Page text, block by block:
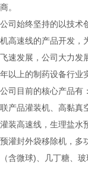
商。
公司始终坚持的以技术
机高速线的产品开发，
飞速发展，公司大力发
年以上的制药设备行业
公司目前的核心产品有
联产品灌装机、高黏真
灌装高速线，生理盐水
预灌封外袋移除机，多
（含微球)、几丁糖、